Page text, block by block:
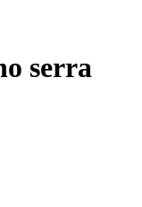
serra